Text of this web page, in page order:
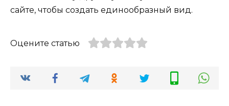
сайте, чтобы создать единообразный вид.
Оцените статью